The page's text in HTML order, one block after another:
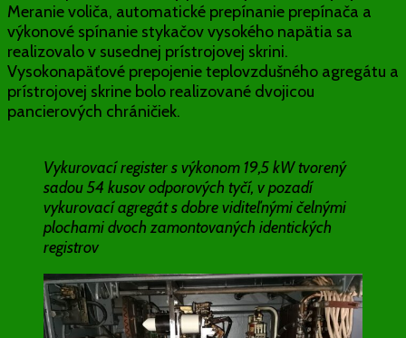
Meranie voliča, automatické prepínanie prepínača a
výkonové spínanie stykačov vysokého napätia sa
realizovalo v susednej prístrojovej skrini.
Vysokonapäťové prepojenie teplovzdušného agregátu a
prístrojovej skrine bolo realizované dvojicou
pancierových chráničiek.
Vykurovací register s výkonom 19,5 kW tvorený
sadou 54 kusov odporových tyčí, v pozadí
vykurovací agregát s dobre viditeľnými čelnými
plochami dvoch zamontovaných identických
registrov